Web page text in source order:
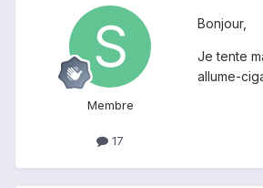
Membre
17
Bonjour,
Je tente
allume-